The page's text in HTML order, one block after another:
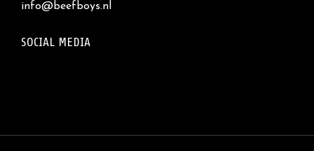
info@beefboys.nl
SOCIAL MEDIA